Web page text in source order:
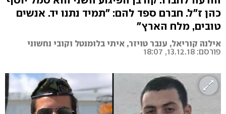
כהן ז"ל. חברם ספד להם: "תמיד נתנו יד. אנשים
טובים, מלח הארץ"
אילנה קוריאל, ענבר טויזר, איתי בלומנטל וקובי נחשוני
פורסם: 13.12.18, 18:07